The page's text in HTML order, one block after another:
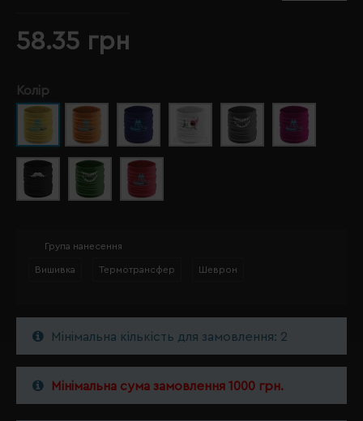
58.35 грн
Колір
Група нанесення
Вишивка Термотрансфер Шеврон
Мінімальна кількість для замовлення: 2
Мінімальна сума замовлення 1000 грн.